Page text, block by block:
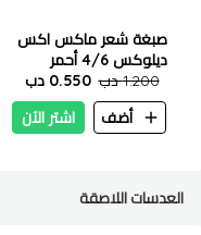
صبغة شعر ماكس اكس
ديلوكس 4/6 أحمر
برونزي 100 مل
1.200 دب
0.550 دب
أضف
اشتر الآن
العدسات اللاصقة